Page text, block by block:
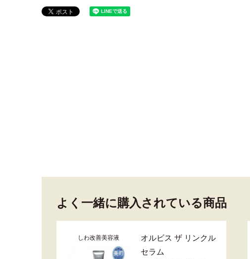
よく一緒に購入されている商品
しわ改善美容液
オルビス ザ リンクル
セラム